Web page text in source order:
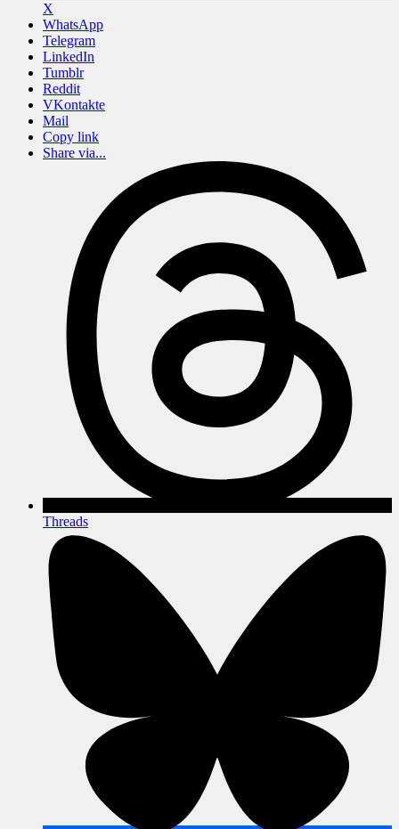
X
WhatsApp
Telegram
LinkedIn
Tumblr
Reddit
VKontakte
Mail
Copy link
Share via...
Threads